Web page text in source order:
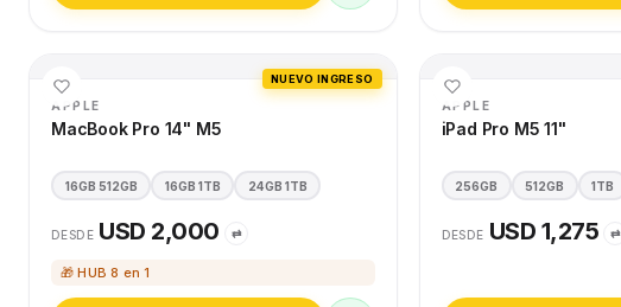
NUEVO INGRESO
APPLE
MacBook Pro 14" M5
16GB 512GB 16GB 1TB 24GB 1TB
DESDE USD 2,000 ⇄
🎁 HUB 8 en 1
APPLE
iPad Pro M5 11"
256GB 512GB 1TB
DESDE USD 1,275 ⇄